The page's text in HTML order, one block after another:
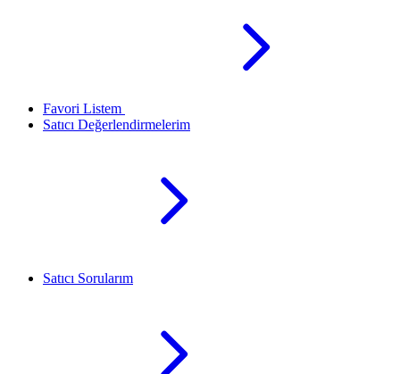
Favori Listem
Satıcı Değerlendirmelerim
Satıcı Sorularım